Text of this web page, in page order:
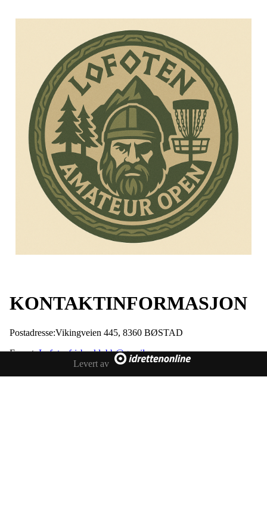
KONTAKTINFORMASJON
Postadresse:Vikingveien 445, 8360 BØSTAD
E-post:Lofotenfrisbeeklubb@gmail.com
Levert av